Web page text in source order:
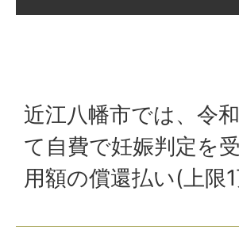
近江八幡市では、令
て自費で妊娠判定を
用額の償還払い(上限